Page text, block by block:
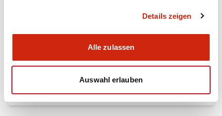
Details zeigen
Alle zulassen
Auswahl erlauben
CAD-
EU2B Datasheet